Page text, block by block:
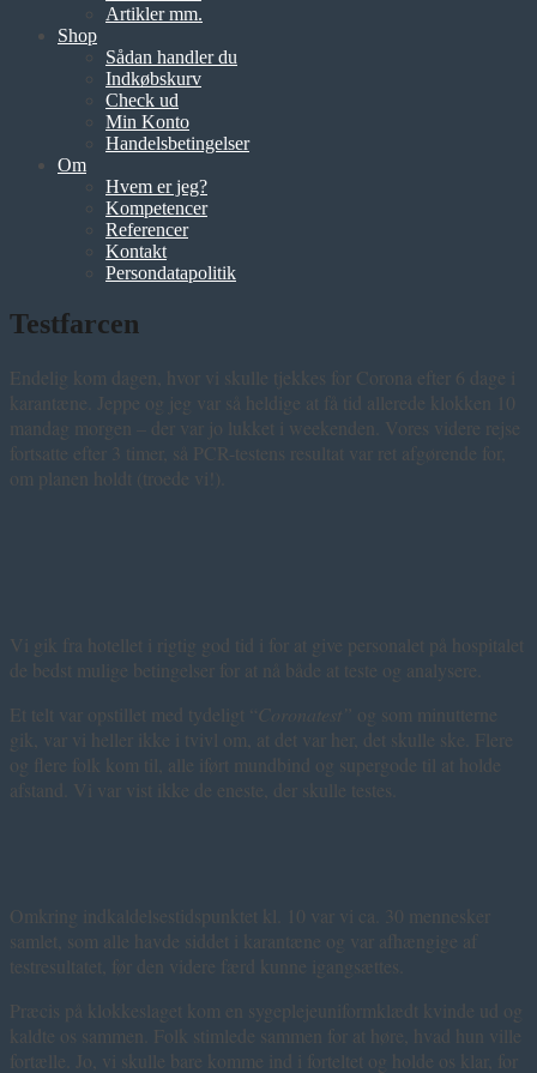
Artikler mm.
Shop
Sådan handler du
Indkøbskurv
Check ud
Min Konto
Handelsbetingelser
Om
Hvem er jeg?
Kompetencer
Referencer
Kontakt
Persondatapolitik
Testfarcen
Endelig kom dagen, hvor vi skulle tjekkes for Corona efter 6 dage i
karantæne. Jeppe og jeg var så heldige at få tid allerede klokken 10
mandag morgen – der var jo lukket i weekenden. Vores videre rejse
fortsatte efter 3 timer, så PCR-testens resultat var ret afgørende for,
om planen holdt (troede vi!).
Vi gik fra hotellet i rigtig god tid i for at give personalet på hospitalet
de bedst mulige betingelser for at nå både at teste og analysere.
Et telt var opstillet med tydeligt “Coronatest” og som minutterne
gik, var vi heller ikke i tvivl om, at det var her, det skulle ske. Flere
og flere folk kom til, alle iført mundbind og supergode til at holde
afstand. Vi var vist ikke de eneste, der skulle testes.
Omkring indkaldelsestidspunktet kl. 10 var vi ca. 30 mennesker
samlet, som alle havde siddet i karantæne og var afhængige af
testresultatet, før den videre færd kunne igangsættes.
Præcis på klokkeslaget kom en sygeplejeuniformklædt kvinde ud og
kaldte os sammen. Folk stimlede sammen for at høre, hvad hun ville
fortælle. Jo, vi skulle bare komme ind i forteltet og holde os klar, for